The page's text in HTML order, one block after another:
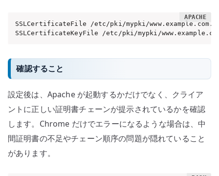
SSLCertificateFile /etc/pki/mypki/
SSLCertificateKeyFile /etc/pki/mypki/
確認すること
設定後は、Apache が起動するかだけでなく、クライア
ントに正しい証明書チェーンが提示されているかを確認
します。Chrome だけでエラーになるような場合は、中
間証明書の不足やチェーン順序の問題が隠れていること
があります。